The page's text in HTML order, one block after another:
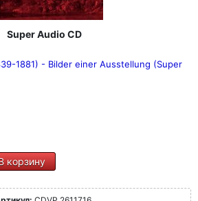
Super Audio CD
1881) - Bilder einer Ausstellung (Super
корзину